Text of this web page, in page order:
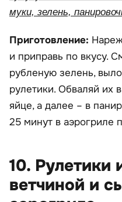
муки, зелень,
Приготовление:
и приправь по вкусу.
рубленую зелень,
рулетики. Обваляй их
яйце, а далее – в
25 минут в аэрогриле
10. Рулетики
ветчиной и